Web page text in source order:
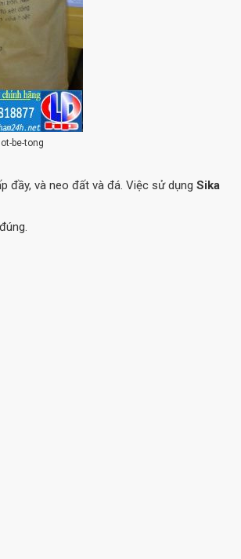
be-tong
đầy, và neo đất và đá. Việc sử dụng Sika